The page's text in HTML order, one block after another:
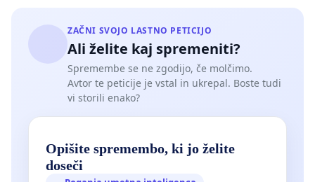
ZAČNI SVOJO LASTNO PETICIJO
Ali želite kaj spremeniti?
Spremembe se ne zgodijo, če molčimo.
Avtor te peticije je vstal in ukrepal. Boste tudi
vi storili enako?
Opišite spremembo, ki jo želite
doseči